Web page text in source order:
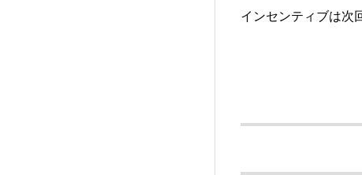
インセンティブは次